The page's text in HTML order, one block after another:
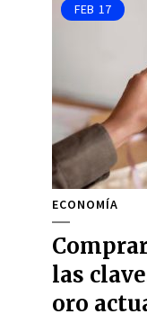
FEB 17
ECONOMÍA
las
oro